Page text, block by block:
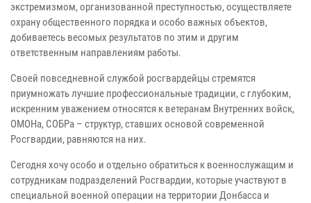
экстремизмом, организованной преступностью, осуществляете
охрану общественного порядка и особо важных объектов,
добиваетесь весомых результатов по этим и другим
ответственным направлениям работы.
Своей повседневной службой росгвардейцы стремятся
приумножать лучшие профессиональные традиции, с глубоким,
искренним уважением относятся к ветеранам Внутренних войск,
ОМОНа, СОБРа – структур, ставших основой современной
Росгвардии, равняются на них.
Сегодня хочу особо и отдельно обратиться к военнослужащим и
сотрудникам подразделений Росгвардии, которые участвуют в
специальной военной операции на территории Донбасса и